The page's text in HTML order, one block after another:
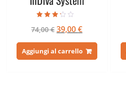
3.00
74,00€Il
originale
era:
39,00€Il
attuale
è:
Aggiungi al carrello